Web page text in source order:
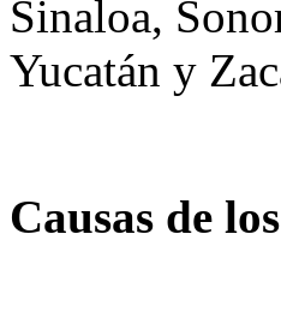
Sinaloa,
Yucatán y
Causas de